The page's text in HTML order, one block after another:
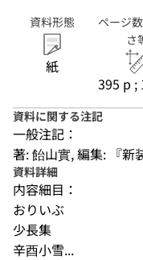
資料形態
紙
ページ
さ
395 p ;
資料に関する注記
一般注記：
著: 飴山實, 編集: 『新
資料詳細
内容細目：
おりいぶ
少長集
辛酉小雪...